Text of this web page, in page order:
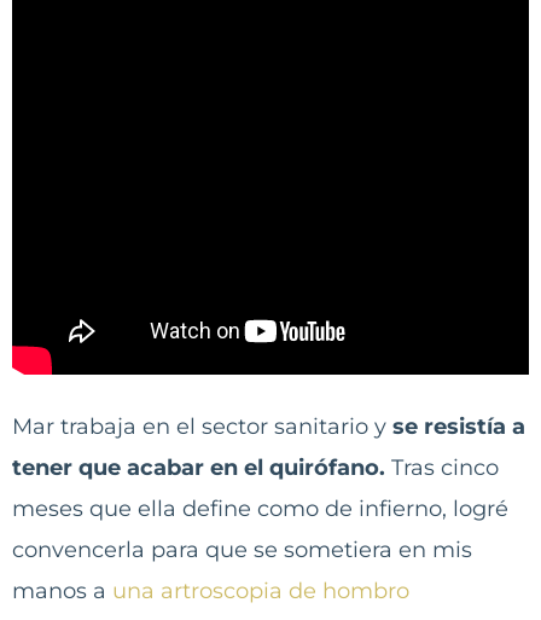
Mar trabaja en el sector sanitario y se resistía a
tener que acabar en el quirófano. Tras cinco
meses que ella define como de infierno, logré
convencerla para que se sometiera en mis
manos a una artroscopia de hombro